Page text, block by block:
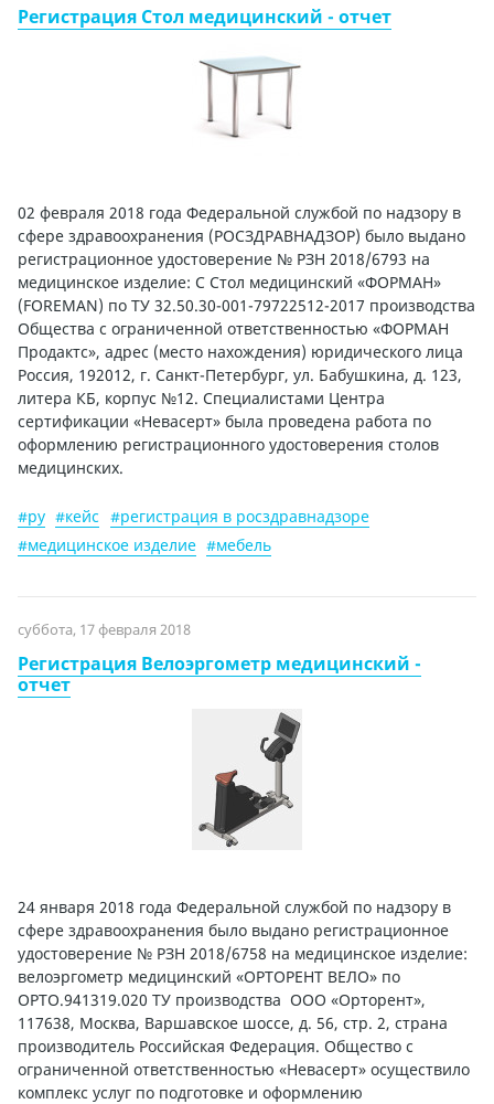
Регистрация Стол медицинский - отчет
02 февраля 2018 года Федеральной службой по надзору в
сфере здравоохранения (РОСЗДРАВНАДЗОР) было выдано
регистрационное удостоверение № РЗН 2018/6793 на
медицинское изделие: С Стол медицинский «ФОРМАН»
(FOREMAN) по ТУ 32.50.30-001-79722512-2017 производства
Общества с ограниченной ответственностью «ФОРМАН
Продактс», адрес (место нахождения) юридического лица
Россия, 192012, г. Санкт-Петербург, ул. Бабушкина, д. 123,
литера КБ, корпус №12. Специалистами Центра
сертификации «Невасерт» была проведена работа по
оформлению регистрационного удостоверения столов
медицинских.
#ру #кейс #регистрация в росздравнадзоре
#медицинское изделие #мебель
суббота, 17 февраля 2018
Регистрация Велоэргометр медицинский -
отчет
24 января 2018 года Федеральной службой по надзору в
сфере здравоохранения было выдано регистрационное
удостоверение № РЗН 2018/6758 на медицинское изделие:
велоэргометр медицинский «ОРТОРЕНТ ВЕЛО» по
ОРТО.941319.020 ТУ производства ООО «Орторент»,
117638, Москва, Варшавское шоссе, д. 56, стр. 2, страна
производитель Российская Федерация. Общество с
ограниченной ответственностью «Невасерт» осуществило
комплекс услуг по подготовке и оформлению